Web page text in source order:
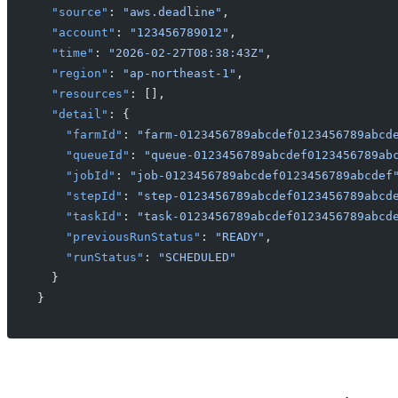
  "source"
: "aws.deadline" ,
  "account"
: "123456789012" ,
  "time"
: "2026-02-27T08:38:43Z" ,
  "region"
: "ap-northeast-1" ,
  "resources"
: [],
  "detail"
: {
    "farmId"
: "farm-
    "queueId"
: "queue-
    "jobId"
: "job-0123456789abcdef0123456789abcdef"
    "stepId"
: "step-
    "taskId"
: "task-
    "previousRunStatus"
: "READY" ,
    "runStatus"
:
"SCHEDULED"
  }
}